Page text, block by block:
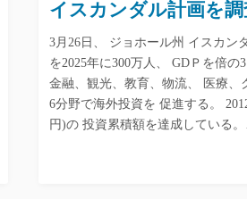
イスカンダル計画を調
3月26日、 ジョホール州 イスカン
を2025年に300万人、 GDＰを倍の
金融、観光、教育、物流、 医療、
6分野で海外投資を 促進する。
円)の 投資累積額を達成している